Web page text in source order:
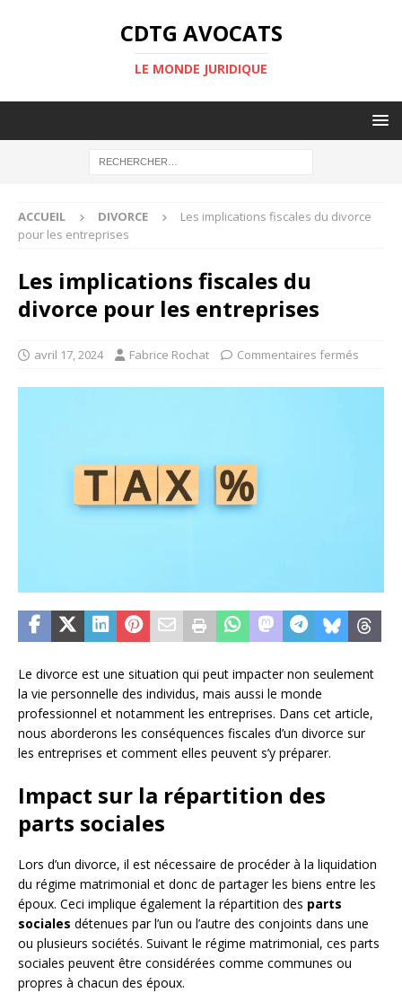
CDTG AVOCATS
LE MONDE JURIDIQUE
ACCUEIL DIVORCE
Les implications fiscales du divorce
pour les entreprises
Les implications fiscales du
divorce pour les entreprises
avril 17, 2024 Fabrice Rochat Commentaires fermés
Le divorce est une situation qui peut impacter non seulement
la vie personnelle des individus, mais aussi le monde
professionnel et notamment les entreprises. Dans cet article,
nous aborderons les conséquences fiscales d’un divorce sur
les entreprises et comment elles peuvent s’y préparer.
Impact sur la répartition des
parts sociales
Lors d’un divorce, il est nécessaire de procéder à la liquidation
du régime matrimonial et donc de partager les biens entre les
époux. Ceci implique également la répartition des parts
sociales détenues par l’un ou l’autre des conjoints dans une
ou plusieurs sociétés. Suivant le régime matrimonial, ces parts
sociales peuvent être considérées comme communes ou
propres à chacun des époux.